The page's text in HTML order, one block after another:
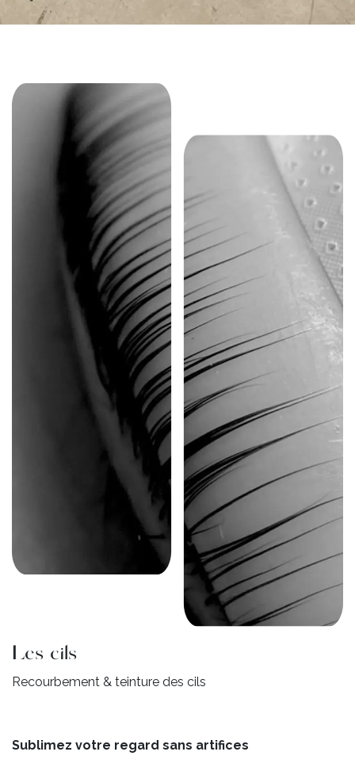
Les cils
Recourbement & teinture des cils
Sublimez votre regard sans artifices